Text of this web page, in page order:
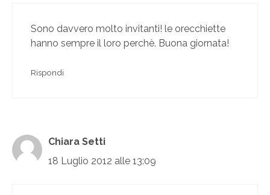
Sono davvero molto invitanti! le orecchiette
hanno sempre il loro perchè. Buona giornata!
Rispondi
Chiara Setti
18 Luglio 2012 alle 13:09